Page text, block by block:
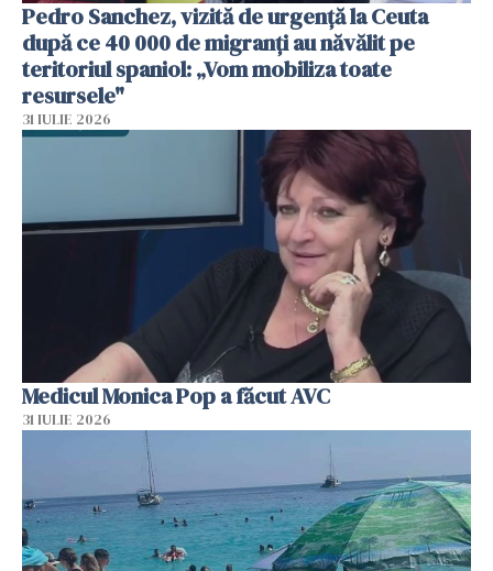
Pedro Sanchez, vizită de urgență la Ceuta
după ce 40 000 de migranți au năvălit pe
teritoriul spaniol: „Vom mobiliza toate
resursele"
31 IULIE 2026
Medicul Monica Pop a făcut AVC
31 IULIE 2026